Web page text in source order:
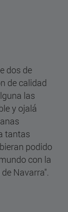
dos de
de calidad
las
y ojalá
tantas
podido
con la
Navarra".